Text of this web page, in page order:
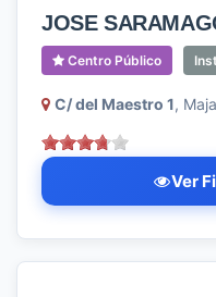
JOSE
Centro Público
C/ del Maestro 1,
Ver